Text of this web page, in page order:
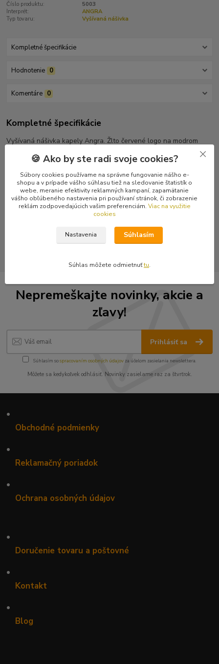
Číslo produktu:
5003
Interprét:
ANGRA
Typ tovaru:
Vyšívaná nášivka
Kompletné špecifikácie
Hodnotenie 0
Komentáre 0
Kompletné špecifikácie
Vyšívaná nášivka kapely Angra. Žlto červené logo na modrom
Tovar zaradený v kategóriách
Vyšívané nášivky
Nepremeškajte novinky, akcie a
zľavy!
Prihlásiť sa
Súhlasím sospracovaním osobných údajov za účelom zasielania newslettera.
Môžete sa kedykoľvek odhlásiť. Novinky zasielame raz za štvrťrok.
•
Obchodné podmienky
•
Reklamačný poriadok
•
Ochrana osobných údajov
•
Doručenie tovaru a poštovné
•
Kontakt
•
Blog
🍪 Ako by ste radi svoje cookies?
Súbory cookies používame na správne fungovanie nášho e-
shopu a v prípade vášho súhlasu tiež na sledovanie štatistík o
webe, meranie efektivity reklamných kampaní, zapamätanie
vášho obľúbeného nastavenia pri používaní stránok, či zobrazenie
reklám zodpovedajúcich vašim preferenciám. Viac na využitie
cookies
Nastavenia Súhlasím
Súhlas môžete odmietnuťtu.